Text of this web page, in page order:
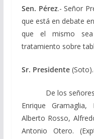
Sen. Pérez.- Señor
que está en debate
que el mismo
tratamiento sobre
Sr. Presidente
De los señores
Enrique
Alberto Rosso,
Antonio Otero.